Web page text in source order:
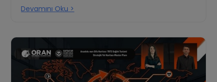
Devamını Oku >